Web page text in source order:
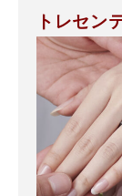
トレセン